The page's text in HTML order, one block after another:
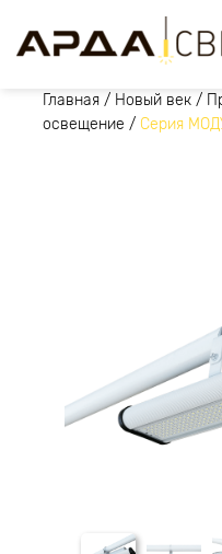
Главная / Новый век /
освещение / Серия